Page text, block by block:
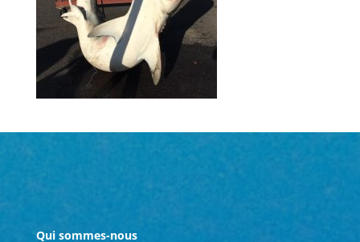
Qui sommes-nous